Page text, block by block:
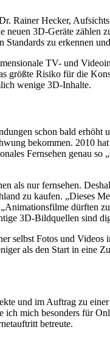
Rainer Hecker,
3D-Geräte zählen
zu erkennen
TV- und
größte Risiko für die
wenige 3D-Inhalte.
schon bald erhöht
bekommen. 2010
Fernsehen genau
als nur fernsehen.
zu kaufen. „Dieses
dürften
3D-Bildquellen sind
selbst Fotos und
als den Start in eine
und im Auftrag zu
mich besonders für
betreute.